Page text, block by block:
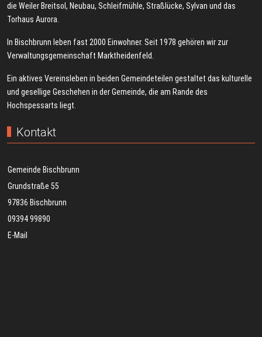
die Weiler Breitsol, Neubau, Schleifmühle, Straßlücke, Sylvan und das
Torhaus Aurora.
In Bischbrunn leben fast 2000 Einwohner. Seit 1978 gehören wir zur
Verwaltungsgemeinschaft Marktheidenfeld.
Ein aktives Vereinsleben in beiden Gemeindeteilen gestaltet das kulturelle
und gesellige Geschehen in der Gemeinde, die am Rande des
Hochspessarts liegt.
Kontakt
Gemeinde Bischbrunn
Grundstraße 55
97836 Bischbrunn
09394 99890
E-Mail